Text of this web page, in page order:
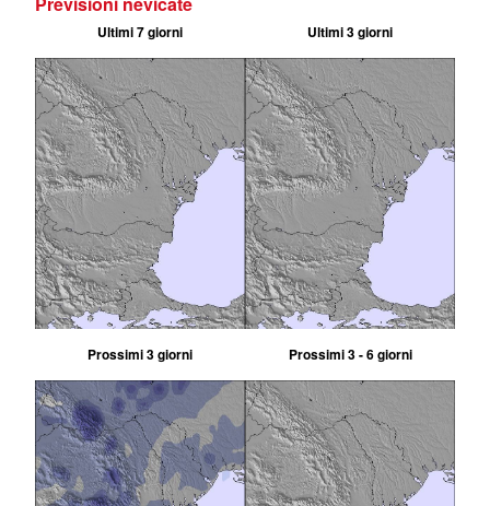
Ultimi 7 giorni Ultimi 3 giorni
Prossimi 3 giorni Prossimi 3 - 6 giorni